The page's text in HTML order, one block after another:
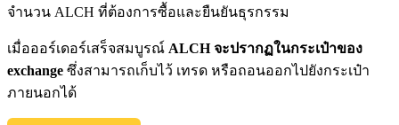
Exclusive for BitMart Users
Register & Trade to Win 500,000 USDT
จำนวน ALCH ที่ต้องการซื้อและยืนยันธุรกรรม
เมื่อออร์เดอร์เสร็จสมบูรณ์ ALCH จะปรากฏในกระเป๋าของ
exchange ซึ่งสามารถเก็บไว้ เทรด หรือถอนออกไปยังกระเป๋า
ภายนอกได้